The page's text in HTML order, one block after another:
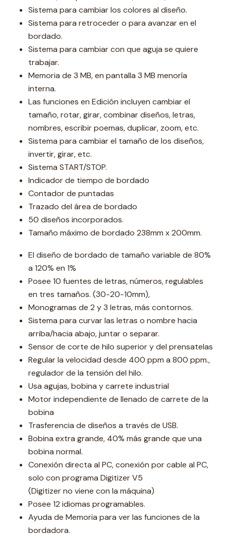
Sistema para cambiar los colores al diseño.
Sistema para retroceder o para avanzar en el
bordado.
Sistema para cambiar con que aguja se quiere
trabajar.
Memoria de 3 MB, en pantalla 3 MB menoría
interna.
Las funciones en Edición incluyen cambiar el
tamaño, rotar, girar, combinar diseños, letras,
nombres, escribir poemas, duplicar, zoom, etc.
Sistema para cambiar el tamaño de los diseños,
invertir, girar, etc.
Sistema START/STOP.
Indicador de tiempo de bordado
Contador de puntadas
Trazado del área de bordado
50 diseños incorporados.
Tamaño máximo de bordado 238mm x 200mm.
El diseño de bordado de tamaño variable de 80%
a 120% en 1%
Posee 10 fuentes de letras, números, regulables
en tres tamaños. (30-20-10mm),
Monogramas de 2 y 3 letras, más contornos.
Sistema para curvar las letras o nombre hacia
arriba/hacia abajo, juntar o separar.
Sensor de corte de hilo superior y del prensatelas
Regular la velocidad desde 400 ppm a 800 ppm.,
regulador de la tensión del hilo.
Usa agujas, bobina y carrete industrial
Motor independiente de llenado de carrete de la
bobina
Trasferencia de diseños a través de USB.
Bobina extra grande, 40% más grande que una
bobina normal.
Conexión directa al PC, conexión por cable al PC,
solo con programa Digitizer V5
(Digitizer no viene con la máquina)
Posee 12 idiomas programables.
Ayuda de Memoria para ver las funciones de la
bordadora.